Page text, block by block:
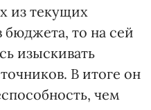
из текущих
то на сей
изыскивать
В итоге он
чем